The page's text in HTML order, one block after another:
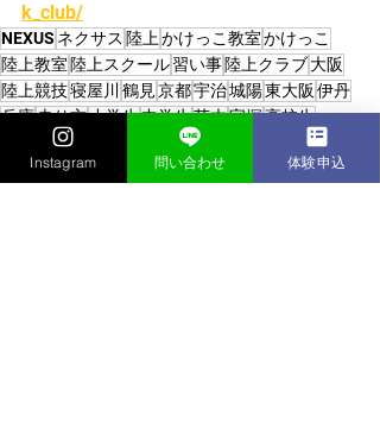
k_club/
NEXUS ネクサス 陸上かけっこ教室かけっこ
陸上教室 陸上スクール習い事陸上クラブ大阪
陸上競技寝屋川 鶴見京都宇治城陽東大阪 伊丹
兵庫走り方小学生中学生茨木宝塚高校生
かけっこクラブ/陸上クラブ
Instagram 問い合わせ 体験申込